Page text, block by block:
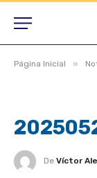
Página Inicial »
De Víctor